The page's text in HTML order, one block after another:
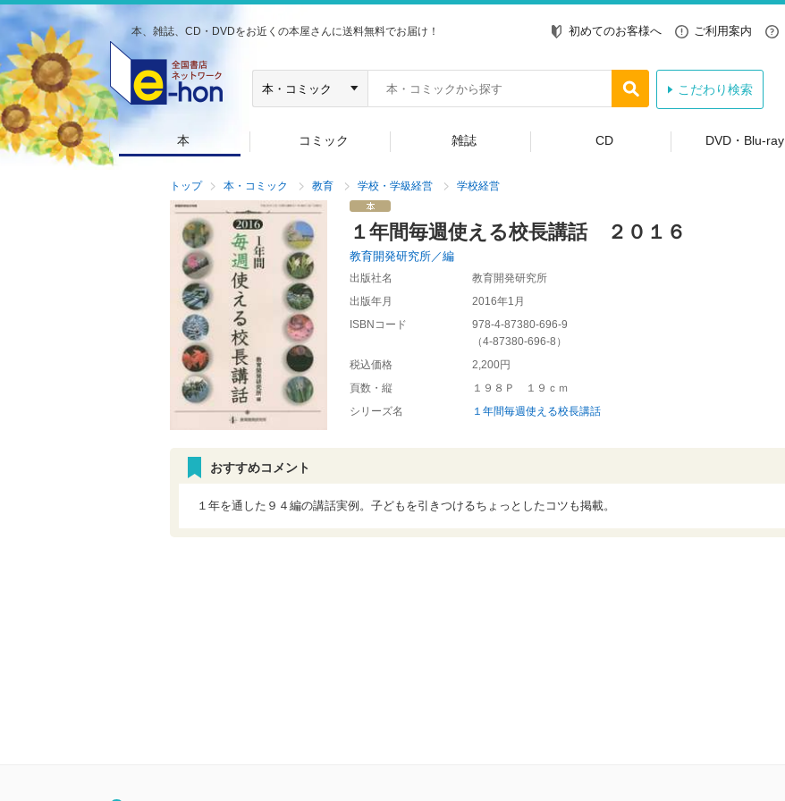
本、雑誌、CD・DVDをお近くの本屋さんに送料無料でお届け！ 初めてのお客様へ ご利用案内
こだわり検索
本 コミック 雑誌 CD DVD・Blu-ray
トップ 本・コミック 教育 学校・学級経営 学校経営
１年間毎週使える校長講話 ２０１６
教育開発研究所／編
出版社名
教育開発研究所
出版年月
2016年1月
ISBNコード
978-4-87380-696-9
（4-87380-696-8 ）
税込価格
2,200円
頁数・縦
１９８Ｐ １９ｃｍ
シリーズ名
１年間毎週使える校長講話
おすすめコメント
１年を通した９４編の講話実例。子どもを引きつけるちょっとしたコツも掲載。